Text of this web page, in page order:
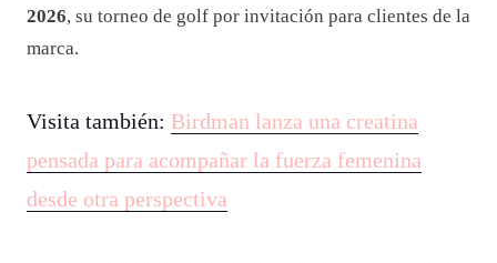
2026, su torneo de golf por invitación para clientes de la
marca.
Visita también: Birdman lanza una creatina
pensada para acompañar la fuerza femenina
desde otra perspectiva